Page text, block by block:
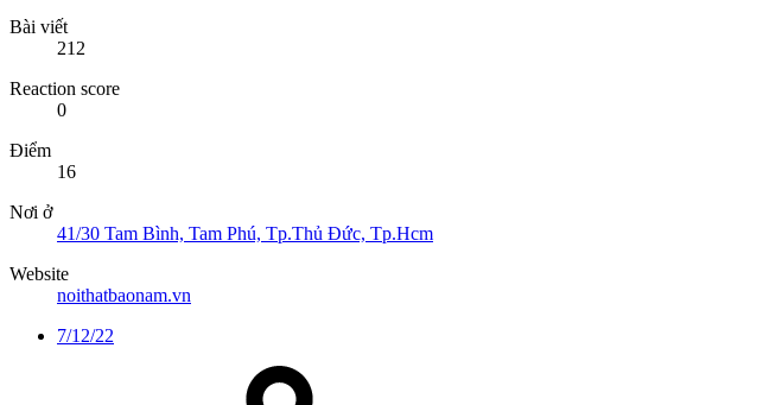
Bài viết
212
Reaction score
0
Điểm
16
Nơi ở
41/30 Tam Bình, Tam Phú, Tp.Thủ Đức, Tp.Hcm
Website
noithatbaonam.vn
7/12/22